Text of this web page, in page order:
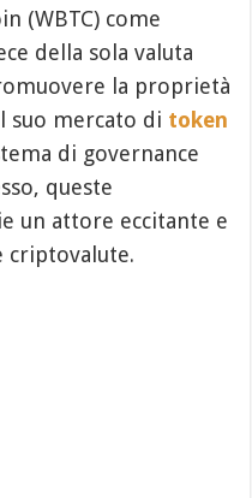
(WBTC) come
della sola valuta
la proprietà
suo mercato di token
di governance
queste
un attore eccitante e
criptovalute.